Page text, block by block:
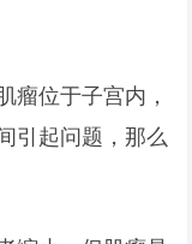
瘤位于子宫内，
引起问题，那么